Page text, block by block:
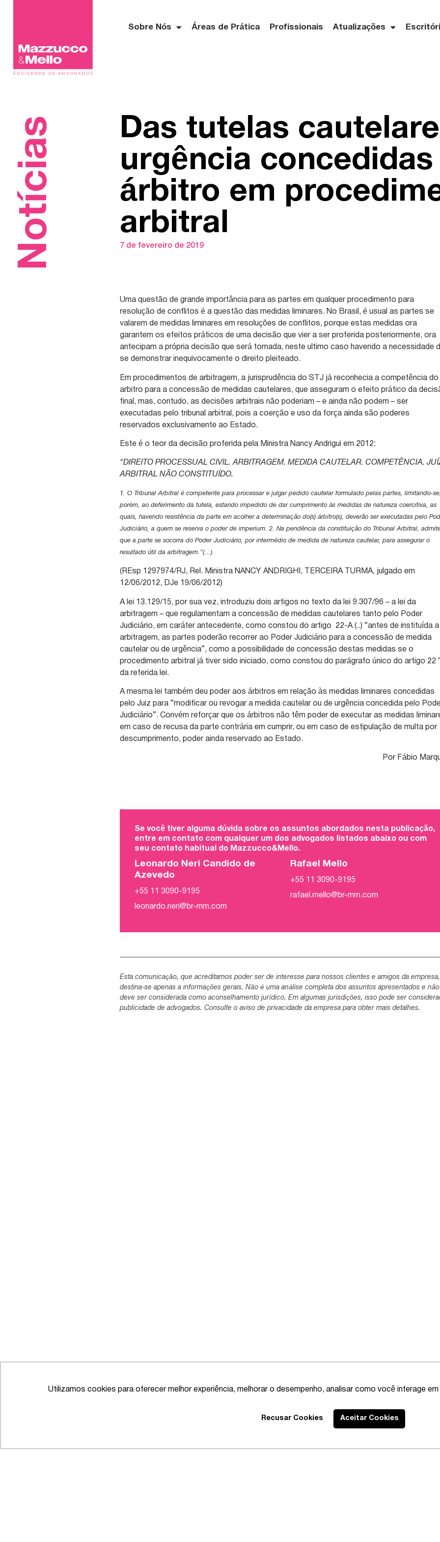
Utilizamos cookies para oferecer melhor experiência, melhorar o desempenho, analisar como você interage
Recusar Cookies Aceitar Cookies
Sobre Nós Áreas de Prática Profissionais Atualizações
Notícias
Das tutelas
urgência concedidas
árbitro em
arbitral
7 de fevereiro de 2019
Uma questão de grande importância para as partes em qualquer procedimento para
resolução de conflitos é a questão das medidas liminares. No Brasil, é usual as partes se
valarem de medidas liminares em resoluções de conflitos, porque estas medidas ora
garantem os efeitos práticos de uma decisão que vier a ser proferida posteriormente, ora
antecipam a própria decisão que será tomada, neste ultimo caso havendo a necessidade
se demonstrar inequivocamente o direito pleiteado.
Em procedimentos de arbitragem, a jurisprudência do STJ já reconhecia a competência do
arbitro para a concessão de medidas cautelares, que asseguram o efeito prático da
final, mas, contudo, as decisões arbitrais não poderiam – e ainda não podem – ser
executadas pelo tribunal arbitral, pois a coerção e uso da força ainda são poderes
reservados exclusivamente ao Estado.
Este é o teor da decisão proferida pela Ministra Nancy Andrigui em 2012:
“DIREITO PROCESSUAL CIVIL. ARBITRAGEM. MEDIDA CAUTELAR. COMPETÊNCIA.
ARBITRAL NÃO CONSTITUÍDO.
1. O Tribunal Arbitral é competente para processar e julgar pedido cautelar formulado pelas partes, limitando-se,
porém, ao deferimento da tutela, estando impedido de dar cumprimento às medidas de natureza coercitiva, as
quais, havendo resistência da parte em acolher a determinação do(s) árbitro(s), deverão ser executadas pelo
Judiciário, a quem se reserva o poder de imperium. 2. Na pendência da constituição do Tribunal Arbitral,
que a parte se socorra do Poder Judiciário, por intermédio de medida de natureza cautelar, para assegurar o
resultado útil da arbitragem.”(…).
(REsp 1297974/RJ, Rel. Ministra NANCY ANDRIGHI, TERCEIRA TURMA, julgado em
12/06/2012, DJe 19/06/2012)
A lei 13.129/15, por sua vez, introduziu dois artigos no texto da lei 9.307/96 – a lei da
arbitragem – que regulamentam a concessão de medidas cautelares tanto pelo Poder
Judiciário, em caráter antecedente, como constou do artigo 22-A (..) “antes de instituída a
arbitragem, as partes poderão recorrer ao Poder Judiciário para a concessão de medida
cautelar ou de urgência”, como a possibilidade de concessão destas medidas se o
procedimento arbitral já tiver sido iniciado, como constou do parágrafo único do artigo 22
da referida lei.
A mesma lei também deu poder aos árbitros em relação às medidas liminares concedidas
pelo Juiz para “modificar ou revogar a medida cautelar ou de urgência concedida pelo
Judiciário”. Convém reforçar que os árbitros não têm poder de executar as medidas
em caso de recusa da parte contrária em cumprir, ou em caso de estipulação de multa por
descumprimento, poder ainda reservado ao Estado.
Por Fábio
Se você tiver alguma dúvida sobre os assuntos abordados nesta publicação,
entre em contato com qualquer um dos advogados listados abaixo ou com
seu contato habitual do Mazzucco&Mello.
Leonardo Neri Candido de
Azevedo
+55 11 3090-9195
leonardo.neri@br-mm.com
Rafael Mello
+55 11 3090-9195
rafael.mello@br-mm.com
Esta comunicação, que acreditamos poder ser de interesse para nossos clientes e amigos da empresa,
destina-se apenas a informações gerais. Não é uma análise completa dos assuntos apresentados e não
deve ser considerada como aconselhamento jurídico. Em algumas jurisdições, isso pode ser
publicidade de advogados. Consulte o aviso de privacidade da empresa para obter mais detalhes.